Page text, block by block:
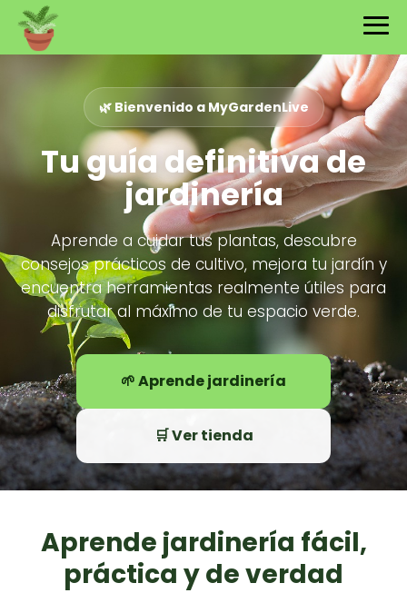
🌿 Bienvenido a MyGardenLive
Tu guía definitiva de
jardinería
Aprende a cuidar tus plantas, descubre
consejos prácticos de cultivo, mejora tu jardín y
encuentra herramientas realmente útiles para
disfrutar al máximo de tu espacio verde.
🌱 Aprende jardinería
🛒 Ver tienda
Aprende jardinería fácil,
práctica y de verdad